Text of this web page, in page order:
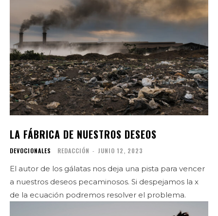
LA FÁBRICA DE NUESTROS DESEOS
DEVOCIONALES REDACCIÓN - JUNIO 12, 2023
El autor de los gálatas nos deja una pista para vencer
a nuestros deseos pecaminosos. Si despejamos la x
de la ecuación podremos resolver el problema.